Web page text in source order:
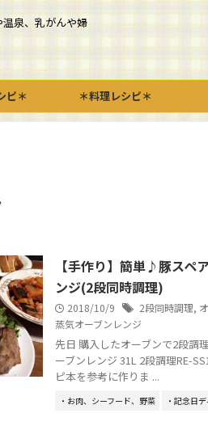
泉、乳がんや婦
ピ＊ ＊料理レシピ＊
【手作り】簡単♪豚スペ
ンジ(2段同時調理)
2018/10/9 2段同時調理,
蒸気オーブンレンジ
先日 購入したオーブンで2段調
ーブンレンジ 31L 2段調理RE-
ピ本を参考に作りま ...
・お肉、シーフード、野菜 ・記念日